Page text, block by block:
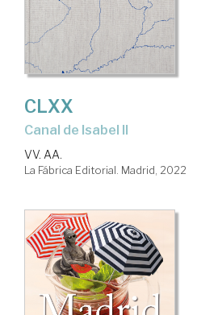
CLXX
Canal de Isabel II
VV. AA.
La Fábrica Editorial. Madrid, 2022